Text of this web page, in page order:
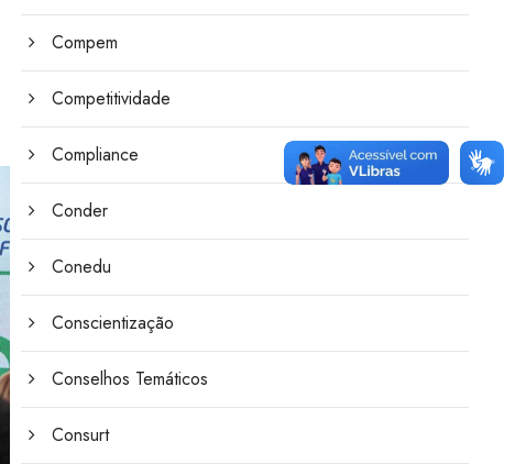
Compem
Competitividade
Compliance
Conder
Conedu
Conscientização
Conselhos Temáticos
Consurt